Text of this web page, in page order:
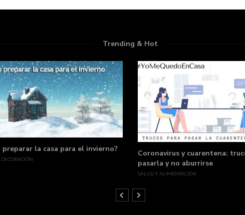
Trending & Hot
preparar la casa para el invierno?
Coronavirus y cuarentena:
pasarla y no aburrirse
SALUD Y ALIMENTACIÓN